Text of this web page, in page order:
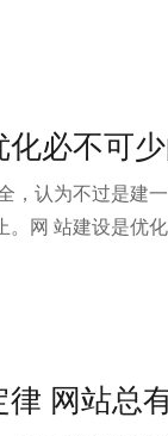
化必不可
，认为不过是建
。网 站建设是优
律 网站总